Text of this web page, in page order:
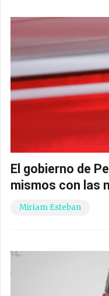
El gobierno de
mismos con las
Miriam Esteban